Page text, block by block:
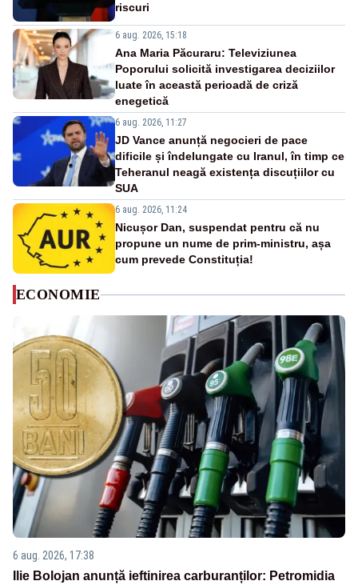
riscuri
6 aug. 2026, 15:18
Ana Maria Păcuraru: Televiziunea
Poporului solicită investigarea deciziilor
luate în această perioadă de criză
enegetică
6 aug. 2026, 11:27
JD Vance anunță negocieri de pace
dificile și îndelungate cu Iranul, în timp ce
Teheranul neagă existența discuțiilor cu
SUA
6 aug. 2026, 11:24
Nicușor Dan, suspendat pentru că nu
propune un nume de prim-ministru, așa
cum prevede Constituția!
ECONOMIE
6 aug. 2026, 17:38
Ilie Bolojan anunță ieftinirea carburanților: Petromidia